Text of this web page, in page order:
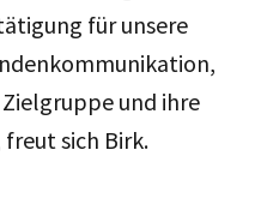
für unsere
und ihre
sich Birk.